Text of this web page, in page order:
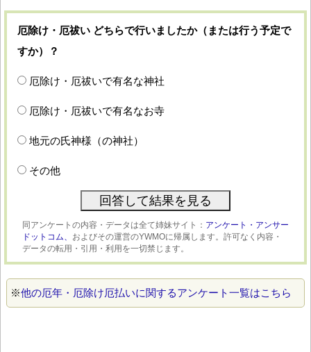
厄除け・厄祓い どちらで行いましたか（または行う予定で
すか）？
厄除け・厄祓いで有名な神社
厄除け・厄祓いで有名なお寺
地元の氏神様（の神社）
その他
同アンケートの内容・データは全て姉妹サイト： アンケート・アンサー
ドットコム、 およびその運営のYWMOに帰属します。許可なく内容・
データの転用・引用・利用を一切禁じます。
※他の厄年・厄除け厄払いに関するアンケート一覧はこちら